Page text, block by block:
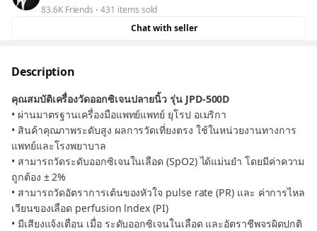
83.6K Friends 431 items sold
Chat with seller
Description
คุณสมบัติเครื่องวัดออกซิเจนปลายนิ้ว รุ่น JPD-500D
• ผ่านมาตรฐานเครื่องมือแพทย์แพทย์ ยุโรป อเมริกา
• สินค้าคุณภาพระดับสูง ผลการวัดเที่ยงตรง ใช้ในหน่วยงานทางการ
แพทย์และโรงพยาบาล
• สามารถวัดระดับออกซิเจนในเลือด (SpO2) ได้แม่นยำ โดยมีค่าความ
ถูกต้อง ± 2%
• สามารถวัดอัตราการเต้นของหัวใจ pulse rate (PR) และ ค่าการไหล
เวียนของเลือด perfusion lndex (PI)
• มีเสียงแจ้งเตือน เมื่อ ระดับออกซิเจนในเลือด และอัตราชีพจรผิดปกติ